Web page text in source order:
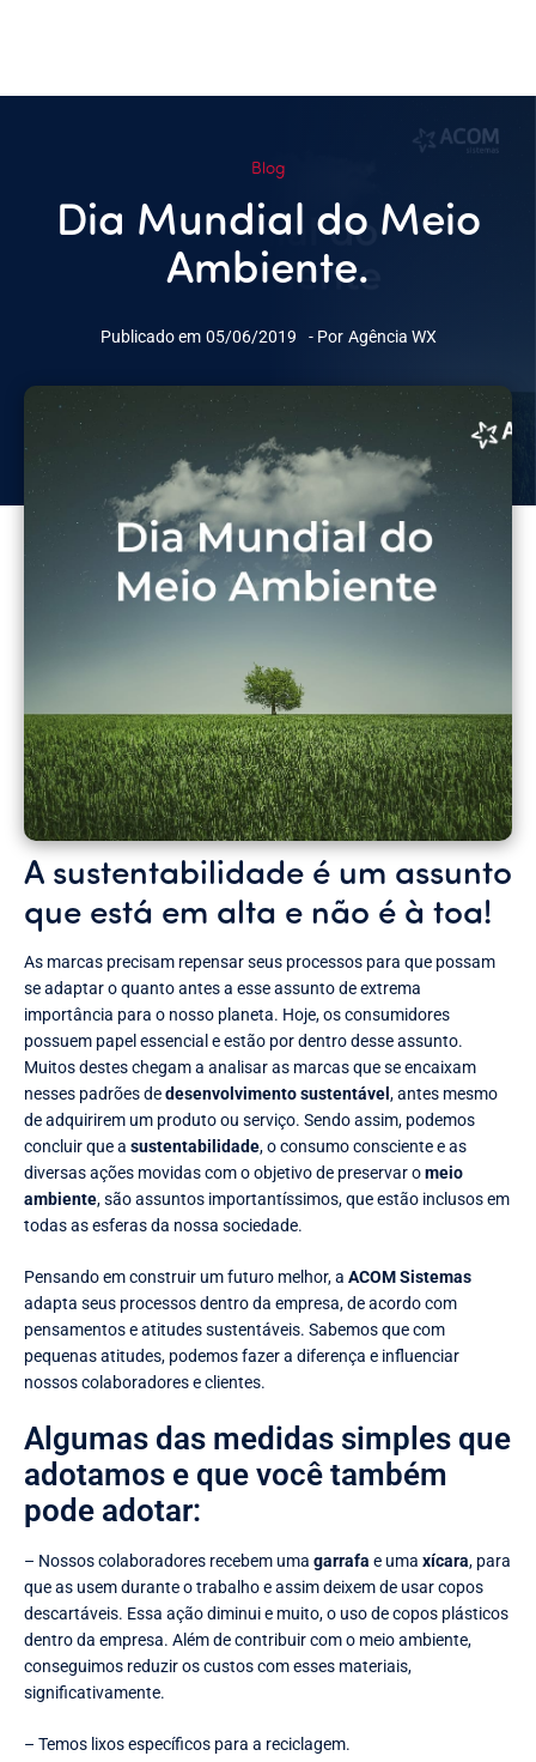
Blog
Dia Mundial do Meio
Ambiente.
Publicado em 05/06/2019 - Por Agência WX
A sustentabilidade é um assunto
que está em alta e não é à toa!
As marcas precisam repensar seus processos para que possam
se adaptar o quanto antes a esse assunto de extrema
importância para o nosso planeta. Hoje, os consumidores
possuem papel essencial e estão por dentro desse assunto.
Muitos destes chegam a analisar as marcas que se encaixam
nesses padrões dedesenvolvimento sustentável , antes mesmo
de adquirirem um produto ou serviço. Sendo assim, podemos
concluir que a sustentabilidade, o consumo consciente e as
diversas ações movidas com o objetivo de preservar omeio
ambiente, são assuntos importantíssimos, que estão inclusos em
todas as esferas da nossa sociedade.
Pensando em construir um futuro melhor, a ACOM Sistemas
adapta seus processos dentro da empresa, de acordo com
pensamentos e atitudes sustentáveis. Sabemos que com
pequenas atitudes, podemos fazer a diferença e influenciar
nossos colaboradores e clientes.
Algumas das medidas simples que
adotamos e que você também
pode adotar:
– Nossos colaboradores recebem uma garrafa e uma xícara, para
que as usem durante o trabalho e assim deixem de usar copos
descartáveis. Essa ação diminui e muito, o uso de copos plásticos
dentro da empresa. Além de contribuir com o meio ambiente,
conseguimos reduzir os custos com esses materiais,
significativamente.
– Temos lixos específicos para a reciclagem.